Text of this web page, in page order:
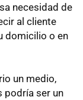
necesidad de
al cliente
domicilio o en
un medio,
podría ser un